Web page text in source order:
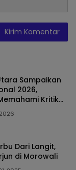
Sampaikan
2026,
Kritik
Dari Langit,
di Morowali